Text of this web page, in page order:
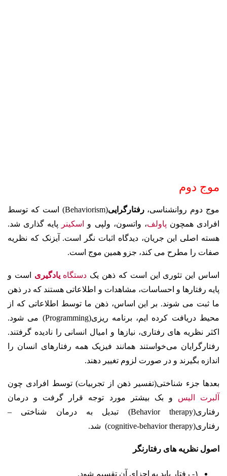
موج دوم
موج دوم روانشناسی،رفتارگرایی(Behaviorism) است که توسط
افرادی همچون پاولف، واتسون، ولپی و اسکینر
پایه گذاری شد.
هسته اصلی این جریان، دیدگاه اثبات نگر است. آیزنک که نظریه
صفات را مطرح می کند، جزو همین موج است.
اساس این تئوری این است که ذهن یک دستگاهیادگیری است و
پایه رفتارها و احساسات، مشاهدات و اطلاعاتی هستند که در ذهن
ما ثبت می شوند. بر این اساس، ذهن ما توسط اطلاعاتی که از
محیط دریافت کرده ایم، برنامه ریزی(Programming) می شود.
اکثر نظریه های رفتاری، نیازها و امیال انسانی را نادیده گرفتند.
رفتارگرایان می‌خواستند همانند فیزیک همه رفتارهای انسان را
اندازه بگیرند و در صورت لزوم تغییر دهند.
بعدها جزء شناختی(تفسیر ذهن از تجربیات) توسط افرادی چون
آلبرت الیس و بک بیشتر مورد توجه قرار گرفت و درمان
رفتاری(Behavior therapy) تبدیل به درمان شناختی –
رفتاری(cognitive-behavior therapy) شد.
اصول نظریه های رفتارنگر
۱- رفتار باید به اجزای آن تقسیم شود.